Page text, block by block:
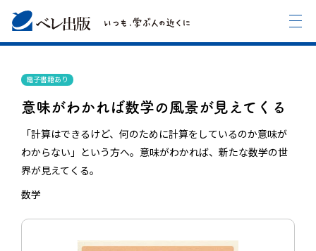
電子書籍あり
意味がわかれば数学の風景が見えてくる
「計算はできるけど、何のために計算をしているのか意味が
わからない」という方へ。意味がわかれば、新たな数学の世
界が見えてくる。
数学